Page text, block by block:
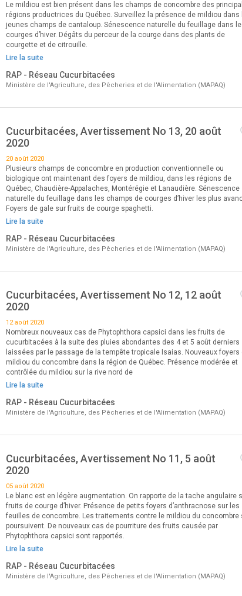
Le mildiou est bien présent dans les champs de concombre des
régions productrices du Québec. Surveillez la présence de mildiou dans
jeunes champs de cantaloup. Sénescence naturelle du feuillage dans
courges d’hiver. Dégâts du perceur de la courge dans des plants de
courgette et de citrouille.
Lire la suite
RAP - Réseau Cucurbitacées
Ministère de l'Agriculture, des Pêcheries et de l'Alimentation (MAPAQ)
Cucurbitacées, Avertissement No 13, 20 août
2020
20 août 2020
Plusieurs champs de concombre en production conventionnelle ou
biologique ont maintenant des foyers de mildiou, dans les régions de
Québec, Chaudière-Appalaches, Montérégie et Lanaudière. Sénescence
naturelle du feuillage dans les champs de courges d’hiver les plus
Foyers de gale sur fruits de courge spaghetti.
Lire la suite
RAP - Réseau Cucurbitacées
Ministère de l'Agriculture, des Pêcheries et de l'Alimentation (MAPAQ)
Cucurbitacées, Avertissement No 12, 12 août
2020
12 août 2020
Nombreux nouveaux cas de Phytophthora capsici dans les fruits de
cucurbitacées à la suite des pluies abondantes des 4 et 5 août derniers
laissées par le passage de la tempête tropicale Isaias. Nouveaux foyers
mildiou du concombre dans la région de Québec. Présence modérée et
contrôlée du mildiou sur la rive nord de
Lire la suite
RAP - Réseau Cucurbitacées
Ministère de l'Agriculture, des Pêcheries et de l'Alimentation (MAPAQ)
Cucurbitacées, Avertissement No 11, 5 août
2020
05 août 2020
Le blanc est en légère augmentation. On rapporte de la tache angulaire
fruits de courge d’hiver. Présence de petits foyers d’anthracnose sur les
feuilles de concombre. Les traitements contre le mildiou du concombre
poursuivent. De nouveaux cas de pourriture des fruits causée par
Phytophthora capsici sont rapportés.
Lire la suite
RAP - Réseau Cucurbitacées
Ministère de l'Agriculture, des Pêcheries et de l'Alimentation (MAPAQ)